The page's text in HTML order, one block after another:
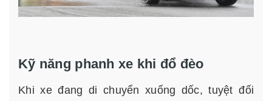
Kỹ năng phanh xe khi đổ đèo
Khi xe đang di chuyển xuống dốc, tuyệt đối